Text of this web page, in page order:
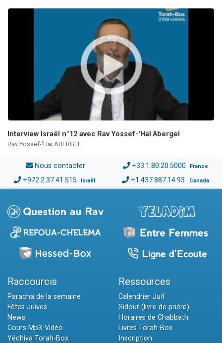
Interview Israël n°12 avec Rav Yossef-'Haï Abergel
Rav Yossef-'Haï ABERGEL
Nous contacter +33.1.80.20.5000 France
+972.2.37.41.515 Israël +1.437.887.14.93 Canada
Raccourcis
Paracha de la semaine
Fêtes Juives
News
Cours Mp3-Vidéo
Yéchiva Torah-Box
Ressources
Calendrier Juif
Sidour (livre de prière)
Horaires de Chabbath
Livres Torah-Box
Inscription